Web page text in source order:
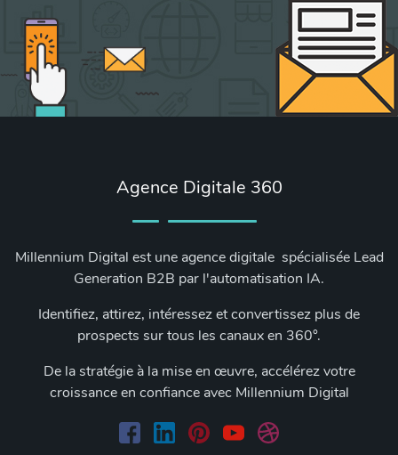
Agence Digitale 360
Millennium Digital est une agence digitale spécialisée Lead
Generation B2B par l'automatisation IA.
Identifiez, attirez, intéressez et convertissez plus de
prospects sur tous les canaux en 360°.
De la stratégie à la mise en œuvre, accélérez votre
croissance en confiance avec Millennium Digital